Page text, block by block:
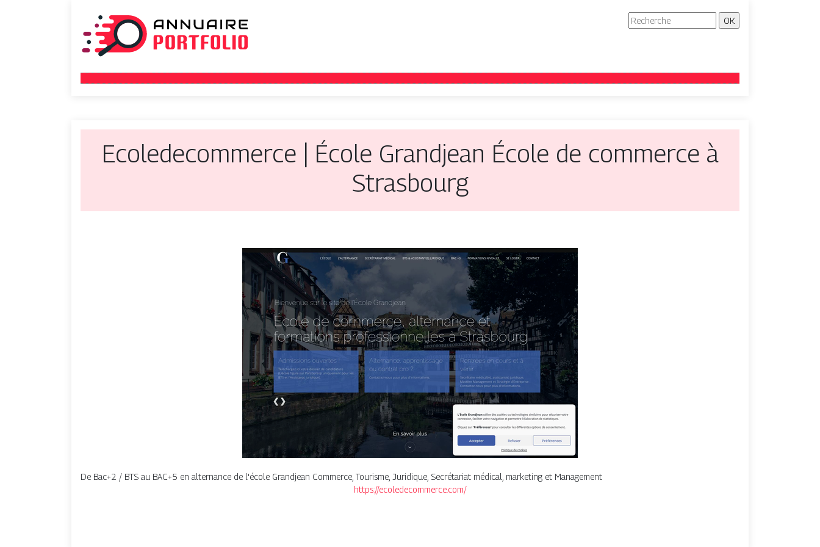
Ecolede­com­mer­ce | École Grandjean École de commerce à
Strasbourg
De Bac+2 / BTS au BAC+5 en alternance de l'école Grandjean Commerce, Tourisme, Juridique, Secrétariat médical, marketing et Management
https://ecoledecommerce.com/